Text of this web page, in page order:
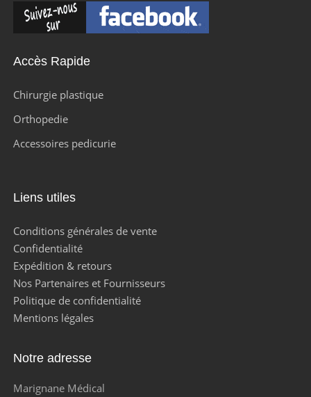
Accès Rapide
Chirurgie plastique
Orthopedie
Accessoires pedicurie
Liens utiles
Conditions générales de vente
Confidentialité
Expédition & retours
Nos Partenaires et Fournisseurs
Politique de confidentialité
Mentions légales
Notre adresse
Marignane Médical